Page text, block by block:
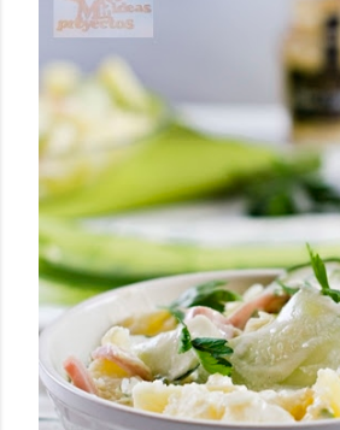
por completo tu forma de ver las
asociar las alubias únicamente a los
copiosos de invierno. Con esta
revolucionaria, transformaremos un
humilde como la alubia de La
dorado, cargado de proteína y 100%
sustituto perfecto a los frutos se...